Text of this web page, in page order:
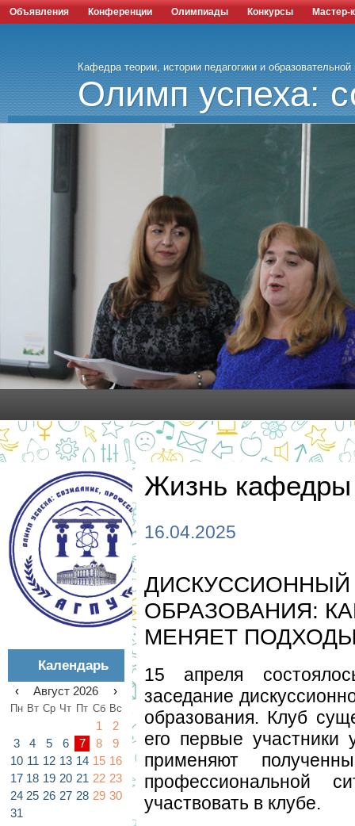
Объявления Конференции Олимпиады Конкурсы Мастер-
Кафедра теории, истории педагогики и
Олимп успеха:
наука
Календарь
‹ Август 2026 ›
Пн Вт Ср Чт Пт Сб Вс
1
2
3
4 5 6 7 8
9
10 11 12 13 14 15 16
17 18 19 20 21 22 23
24 25 26 27 28 29 30
31
Жизнь кафедры
16.04.2025
ДИСКУССИОННЫЙ
ОБРАЗОВАНИЯ:
МЕНЯЕТ
15 апреля
заседание
образования. Клуб
его первые участники
применяют
профессиональной
участвовать в клубе.